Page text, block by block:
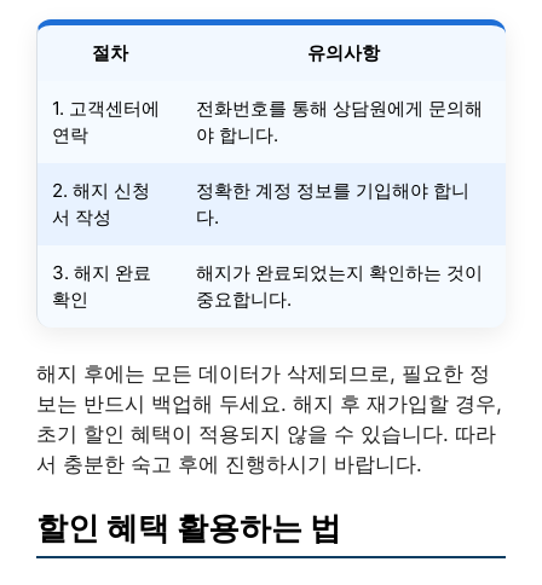
절차 유의사항
1. 고객센터에
연락
전화번호를 통해 상담원에게 문의해
야 합니다.
2. 해지 신청
서 작성
정확한 계정 정보를 기입해야 합니
다.
3. 해지 완료
확인
해지가 완료되었는지 확인하는 것이
중요합니다.
해지 후에는 모든 데이터가 삭제되므로, 필요한 정
보는 반드시 백업해 두세요. 해지 후 재가입할 경우,
초기 할인 혜택이 적용되지 않을 수 있습니다. 따라
서 충분한 숙고 후에 진행하시기 바랍니다.
할인 혜택 활용하는 법